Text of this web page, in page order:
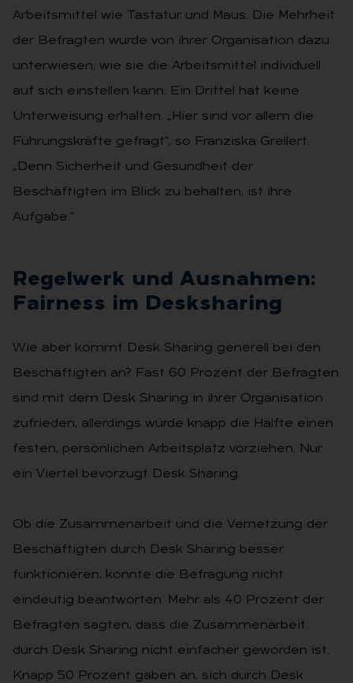
Arbeitsmittel wie Tastatur und Maus. Die Mehrheit
der Befragten wurde von ihrer Organisation dazu
unterwiesen, wie sie die Arbeitsmittel individuell
auf sich einstellen kann. Ein Drittel hat keine
Unterweisung erhalten. „Hier sind vor allem die
Führungskräfte gefragt“, so Franziska Grellert.
„Denn Sicherheit und Gesundheit der
Beschäftigten im Blick zu behalten, ist ihre
Aufgabe.“
Re­gel­werk und Aus­nah­men:
Fair­ness im Desks­ha­ring
Wie aber kommt Desk Sharing generell bei den
Beschäftigten an? Fast 60 Prozent der Befragten
sind mit dem Desk Sharing in ihrer Organisation
zufrieden, allerdings würde knapp die Hälfte einen
festen, persönlichen Arbeitsplatz vorziehen. Nur
ein Viertel bevorzugt Desk Sharing.
Ob die Zusammenarbeit und die Vernetzung der
Beschäftigten durch Desk Sharing besser
funktionieren, konnte die Befragung nicht
eindeutig beantworten. Mehr als 40 Prozent der
Befragten sagten, dass die Zusammenarbeit
durch Desk Sharing nicht einfacher geworden ist.
Knapp 50 Prozent gaben an, sich durch Desk